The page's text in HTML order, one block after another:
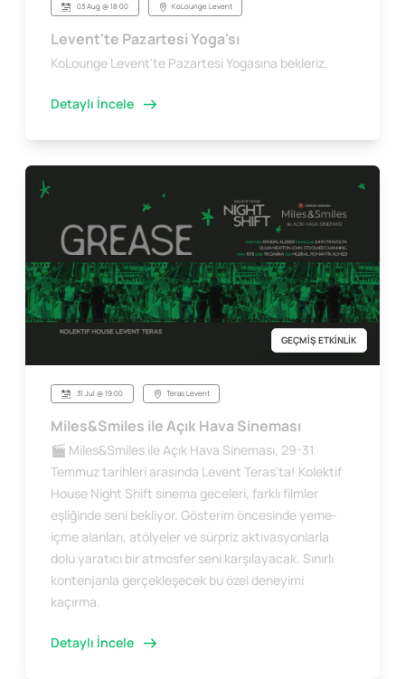
03 Aug @ 18:00 KoLounge Levent
Levent'te Pazartesi Yoga'sı
KoLounge Levent'te Pazartesi Yogasına bekleriz.
Detaylı İncele
GEÇMİŞ ETKİNLİK
31 Jul @ 19:00 Teras Levent
Miles&Smiles ile Açık Hava Sineması
🎬 Miles&Smiles ile Açık Hava Sineması, 29-31
Temmuz tarihleri arasında Levent Teras'ta! Kolektif
House Night Shift sinema geceleri, farklı filmler
eşliğinde seni bekliyor. Gösterim öncesinde yeme-
içme alanları, atölyeler ve sürpriz aktivasyonlarla
dolu yaratıcı bir atmosfer seni karşılayacak. Sınırlı
kontenjanla gerçekleşecek bu özel deneyimi
kaçırma.
Detaylı İncele